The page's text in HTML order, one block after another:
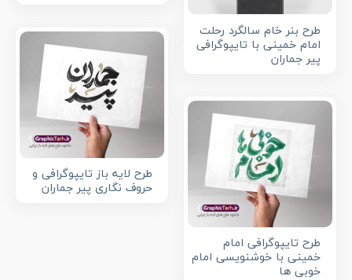
طرح بنر خام سالگرد رحلت
امام خمینی با تایپوگرافی
پیر جماران
طرح لایه باز تایپوگرافی و
حروف نگاری پیر جماران
طرح تایپوگرافی امام
خمینی با خوشنویسی امام
خوبی ها